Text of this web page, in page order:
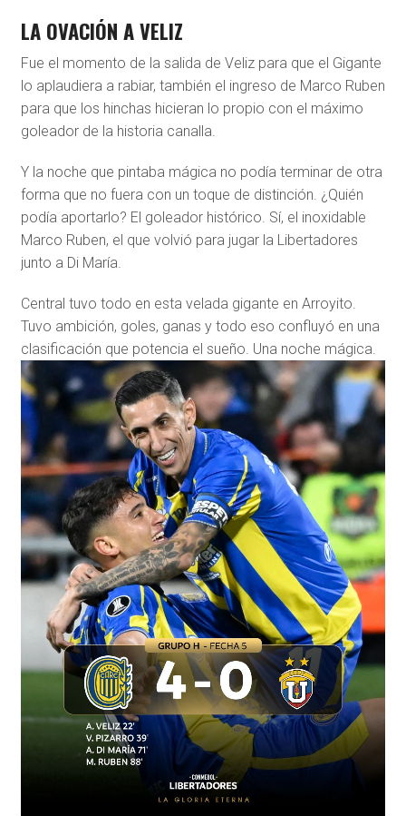
LA OVACIÓN A VELIZ
Fue el momento de la salida de Veliz para que el Gigante
lo aplaudiera a rabiar, también el ingreso de Marco Ruben
para que los hinchas hicieran lo propio con el máximo
goleador de la historia canalla.
Y la noche que pintaba mágica no podía terminar de otra
forma que no fuera con un toque de distinción. ¿Quién
podía aportarlo? El goleador histórico. Sí, el inoxidable
Marco Ruben, el que volvió para jugar la Libertadores
junto a Di María.
Central tuvo todo en esta velada gigante en Arroyito.
Tuvo ambición, goles, ganas y todo eso confluyó en una
clasificación que potencia el sueño. Una noche mágica.